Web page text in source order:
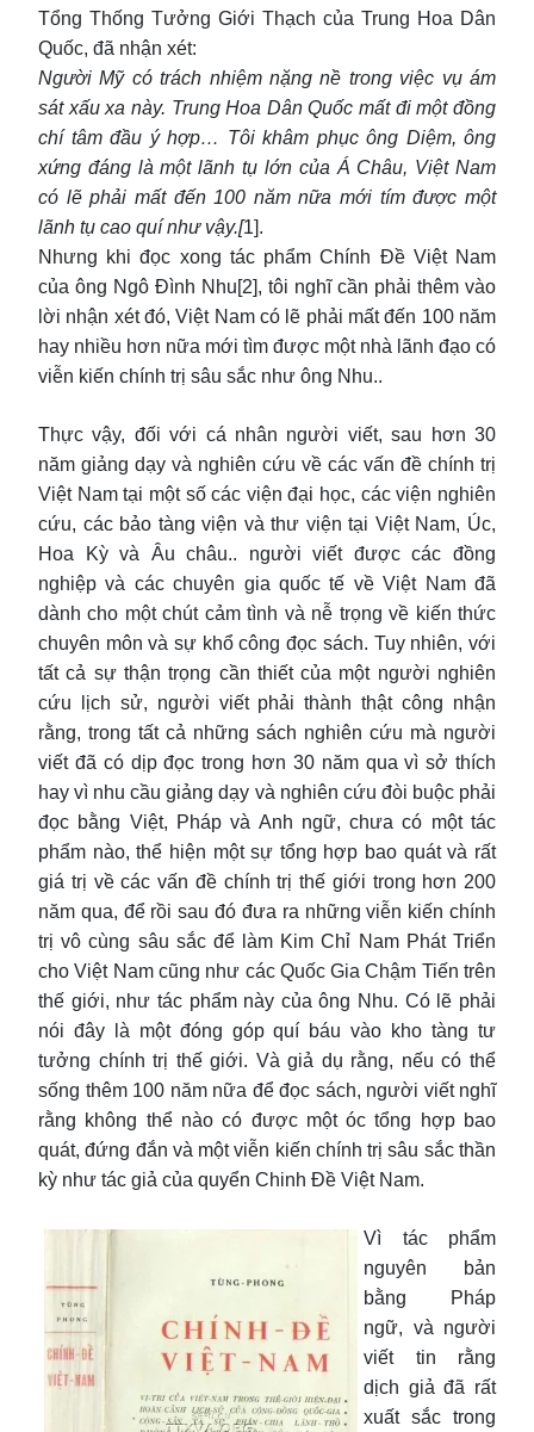
Tổng Thống Tưởng Giới Thạch của Trung Hoa Dân
Quốc, đã nhận xét:
Người Mỹ có trách nhiệm nặng nề trong việc vụ ám
sát xấu xa này. Trung Hoa Dân Quốc mất đi một đồng
chí tâm đầu ý hợp… Tôi khâm phục ông Diệm, ông
xứng đáng là một lãnh tụ lớn của Á Châu, Việt Nam
có lẽ phải mất đến 100 năm nữa mới tím được một
lãnh tụ cao quí như vậy.[1].
Nhưng khi đọc xong tác phẩm Chính Đề Việt Nam
của ông Ngô Đình Nhu[2], tôi nghĩ cần phải thêm vào
lời nhận xét đó, Việt Nam có lẽ phải mất đến 100 năm
hay nhiều hơn nữa mới tìm được một nhà lãnh đạo có
viễn kiến chính trị sâu sắc như ông Nhu..
Thực vậy, đối với cá nhân người viết, sau hơn 30
năm giảng dạy và nghiên cứu về các vấn đề chính trị
Việt Nam tại một số các viện đại học, các viện nghiên
cứu, các bảo tàng viện và thư viện tại Việt Nam, Úc,
Hoa Kỳ và Âu châu.. người viết được các đồng
nghiệp và các chuyên gia quốc tế về Việt Nam đã
dành cho một chút cảm tình và nễ trọng về kiến thức
chuyên môn và sự khổ công đọc sách. Tuy nhiên, với
tất cả sự thận trọng cần thiết của một người nghiên
cứu lịch sử, người viết phải thành thật công nhận
rằng, trong tất cả những sách nghiên cứu mà người
viết đã có dịp đọc trong hơn 30 năm qua vì sở thích
hay vì nhu cầu giảng dạy và nghiên cứu đòi buộc phải
đọc bằng Việt, Pháp và Anh ngữ, chưa có một tác
phẩm nào, thể hiện một sự tổng hợp bao quát và rất
giá trị về các vấn đề chính trị thế giới trong hơn 200
năm qua, để rồi sau đó đưa ra những viễn kiến chính
trị vô cùng sâu sắc để làm Kim Chỉ Nam Phát Triển
cho Việt Nam cũng như các Quốc Gia Chậm Tiến trên
thế giới, như tác phẩm này của ông Nhu. Có lẽ phải
nói đây là một đóng góp quí báu vào kho tàng tư
tưởng chính trị thế giới. Và giả dụ rằng, nếu có thể
sống thêm 100 năm nữa để đọc sách, người viết nghĩ
rằng không thể nào có được một óc tổng hợp bao
quát, đứng đắn và một viễn kiến chính trị sâu sắc thần
kỳ như tác giả của quyển Chinh Đề Việt Nam.
Vì tác phẩm
nguyên bản
bằng Pháp
ngữ, và người
viết tin rằng
dịch giả đã rất
xuất sắc trong